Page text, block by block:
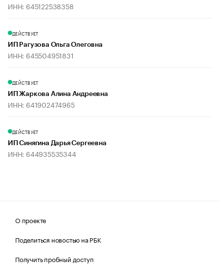
ИНН: 645122538358
ДЕЙСТВУЕТ
ИП Рагузова Ольга Олеговна
ИНН: 645504951831
ДЕЙСТВУЕТ
ИП Жаркова Алина Андреевна
ИНН: 641902474965
ДЕЙСТВУЕТ
ИП Синягина Дарья Сергеевна
ИНН: 644935535344
О проекте
Поделиться новостью на РБК
Получить пробный доступ